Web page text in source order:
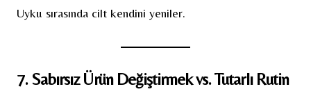
Uyku sırasında cilt kendini yeniler.
7. Sabırsız Ürün Değiştirmek vs. Tutarlı Rutin